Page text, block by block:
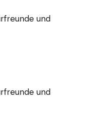
und
und